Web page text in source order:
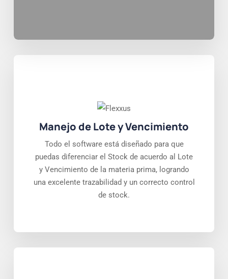
Manejo de Lote y Vencimiento
Todo el software está diseñado para que
puedas diferenciar el Stock de acuerdo al Lote
y Vencimiento de la materia prima, logrando
una excelente trazabilidad y un correcto control
de stock.